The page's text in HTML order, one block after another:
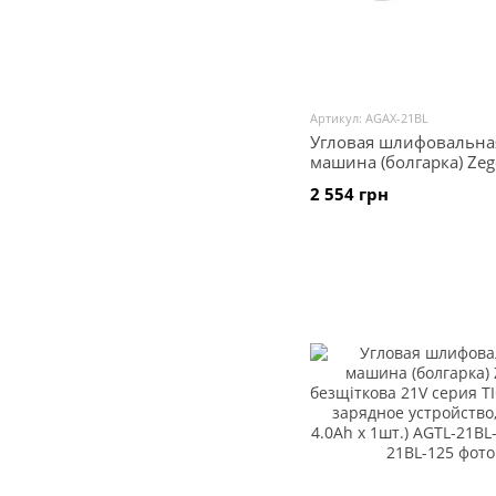
Артикул: AGAX-21BL
Угловая
машина (болгарка)
2 554 грн